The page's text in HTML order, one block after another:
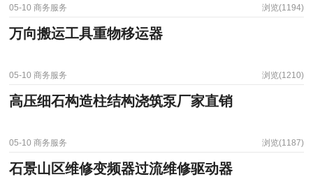
05-10 商务服务 浏览(1194)
万向搬运工具重物移运器
05-10 商务服务 浏览(1210)
高压细石构造柱结构浇筑泵厂家直销
05-10 商务服务 浏览(1187)
石景山区维修变频器过流维修驱动器